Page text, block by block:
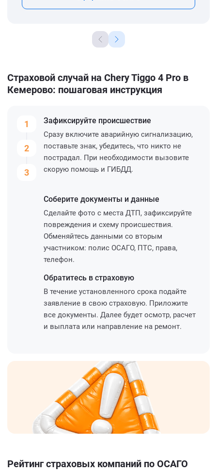
Страховой случай на Chery Tiggo 4 Pro в
Кемерово: пошаговая инструкция
1
2
3
Зафиксируйте происшествие
Сразу включите аварийную сигнализацию,
поставьте знак, убедитесь, что никто не
пострадал. При необходимости вызовите
скорую помощь и ГИБДД.
Соберите документы и данные
Сделайте фото с места ДТП, зафиксируйте
повреждения и схему происшествия.
Обменяйтесь данными со вторым
участником: полис ОСАГО, ПТС, права,
телефон.
Обратитесь в страховую
В течение установленного срока подайте
заявление в свою страховую. Приложите
все документы. Далее будет осмотр, расчет
и выплата или направление на ремонт.
Рейтинг страховых компаний по ОСАГО